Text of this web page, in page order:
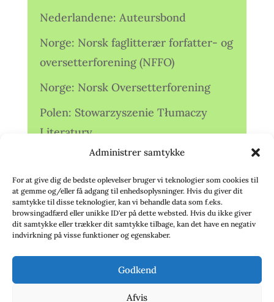
Administrer samtykke
For at give dig de bedste oplevelser bruger vi teknologier som cookies til
at gemme og/eller få adgang til enhedsoplysninger. Hvis du giver dit
samtykke til disse teknologier, kan vi behandle data som f.eks.
browsingadfærd eller unikke ID'er på dette websted. Hvis du ikke giver
dit samtykke eller trækker dit samtykke tilbage, kan det have en negativ
indvirkning på visse funktioner og egenskaber.
Godkend
Afvis
Nederlandene: Auteursbond
Norge: Norsk faglitterær forfatter- og
oversetterforening (NFFO)
Norge: Norsk Oversetterforening
Polen: Stowarzyszenie Tłumaczy
Literatury
Storbritannien: Translators
Association (TA)
Sverige: Översättarsektionen (Ö.)
Sverige: Översättarcentrum (ÖC)
deutschsprachiger Übersetzer (VdÜ)